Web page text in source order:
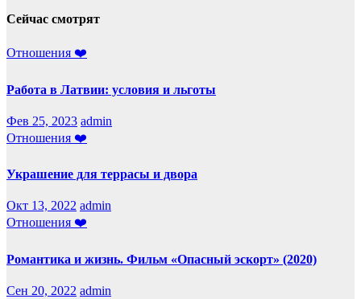
Сейчас смотрят
Отношения ❤️
Работа в Латвии: условия и льготы
Фев 25, 2023 admin
Отношения ❤️
Украшение для террасы и двора
Окт 13, 2022 admin
Отношения ❤️
Романтика и жизнь. Фильм «Опасный эскорт» (2020)
Сен 20, 2022 admin